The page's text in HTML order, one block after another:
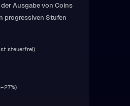
Ausgabe von Coins
progressiven Stufen
steuerfrei)